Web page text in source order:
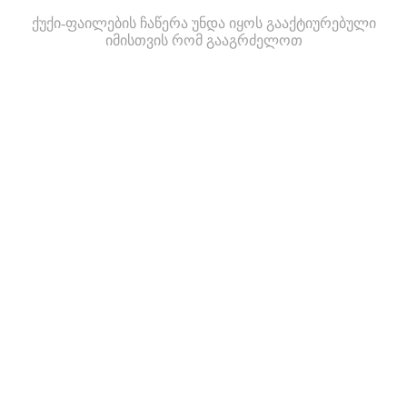
ქუქი-ფაილების ჩაწერა უნდა იყოს გააქტიურებული
იმისთვის რომ გააგრძელოთ